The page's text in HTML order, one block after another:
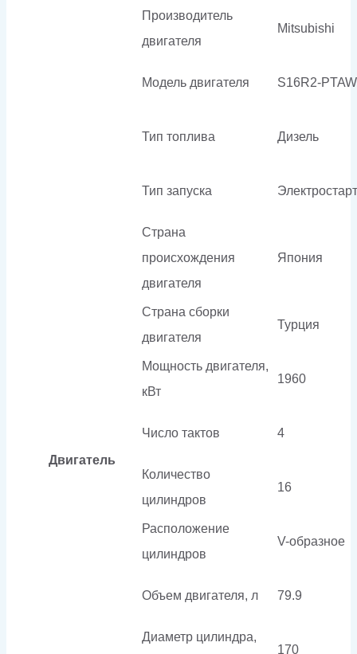
Двигатель
Производитель
двигателя
Mitsubishi
Модель двигателя S16R2-
Тип топлива Дизель
Тип запуска
Страна
происхождения
двигателя
Япония
Страна сборки
двигателя
Турция
Мощность двигателя,
кВт
1960
Число тактов 4
Количество
цилиндров
16
Расположение
цилиндров
V-образное
Объем двигателя, л 79.9
Диаметр цилиндра,
170